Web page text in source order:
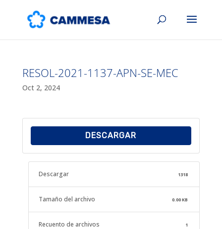
RESOL-2021-1137-APN-SE-MEC
Oct 2, 2024
DESCARGAR
Descargar 1318
Tamaño del archivo 0.00 KB
Recuento de archivos 1